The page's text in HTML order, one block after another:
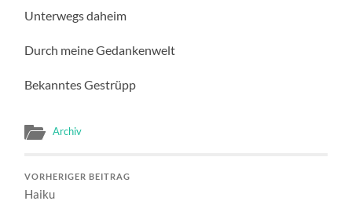
Unterwegs daheim
Durch meine Gedankenwelt
Bekanntes Gestrüpp
Archiv
VORHERIGER BEITRAG
Haiku